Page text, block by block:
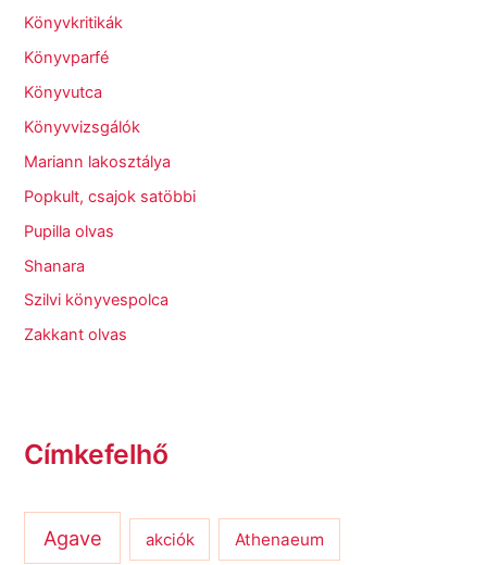
Könyvkritikák
Könyvparfé
Könyvutca
Könyvvizsgálók
Mariann lakosztálya
Popkult, csajok satöbbi
Pupilla olvas
Shanara
Szilvi könyvespolca
Zakkant olvas
Címkefelhő
Agave akciók Athenaeum